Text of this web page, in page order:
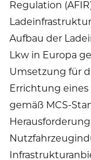
Regulation
Aufbau der
Lkw in Europa
Umsetzung für
Errichtung
gemäß MCS-